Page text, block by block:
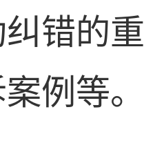
错的
例等。